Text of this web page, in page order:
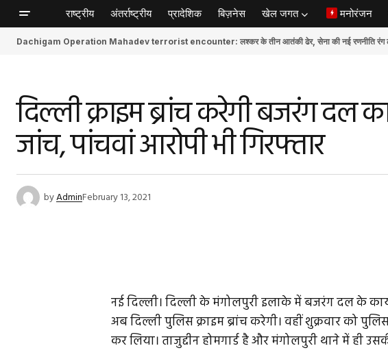
राष्ट्रीय अंतर्राष्ट्रीय प्रादेशिक बिज़नेस खेल जगत मनोरंजन
Dachigam Operation Mahadev terrorist encounter: लश्कर के तीन आतंकी ढेर, सेना की नई रणनीति रंग
दिल्ली क्राइम ब्रांच करेगी बजरंग दल
जांच, पांचवां आरोपी भी गिरफ्तार
byAdminFebruary 13, 2021
नई दिल्ली। दिल्ली के मंगोलपुरी इलाके में बजरंग दल के
अब दिल्ली पुलिस क्राइम ब्रांच करेगी। वहीं शुक्रवार को
कर लिया। ताजुद्दीन होमगार्ड है और मंगोलपुरी थाने में ही